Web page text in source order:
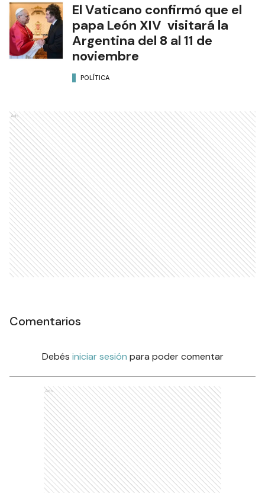
El Vaticano confirmó que el
papa León XIV visitará la
Argentina del 8 al 11 de
noviembre
POLÍTICA
Ads
Comentarios
Debés iniciar sesión para poder comentar
Ads